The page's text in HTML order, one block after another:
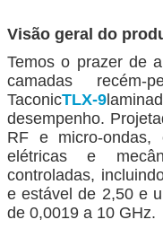
Visão geral do
Temos o prazer de
camadas recém-
TaconicTLX-9
desempenho.
RF e micro-ondas,
elétricas e
controladas,
e estável de 2,50 e
de 0,0019 a 10 GHz.